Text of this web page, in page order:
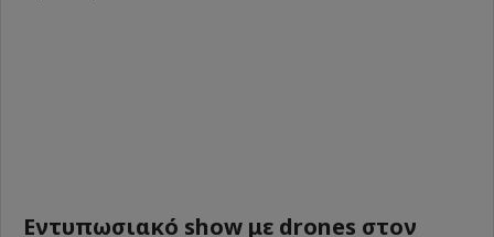
Εντυπωσιακό show με drones στον